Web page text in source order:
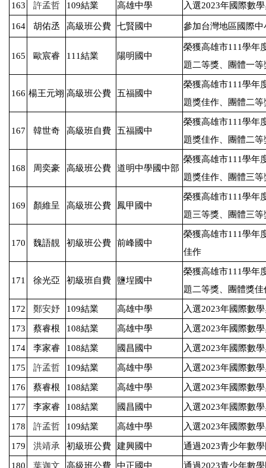
163 許孟哲 109結業 高雄中學 入選2023年國際數
164 胡佑丞 高級班公費 七賢國中 參加台灣地區國際
165 歐宸睿 111結業 陽明國中
榮獲高雄市111學年
題二等獎、團體一等
166 楊王元翊 高級班公費 五福國中
榮獲高雄市111學年
題獎佳作、團體二等
167 韓世奇 高級班自費 五福國中
榮獲高雄市111學年
題獎佳作、團體二等
168 周奕豪 高級班公費 道明中學國中部
榮獲高雄市111學年
題獎佳作、團體三等
169 顏維呈 高級班公費 鳳甲國中
榮獲高雄市111學年
題三等獎、團體三等
170 魏語靚 初級班公費 前峰國中
榮獲高雄市111學年
佳作
171 徐光亞 初級班自費 鹽埕國中
榮獲高雄市111學年
題二等獎、團體獎佳
172 鄭安妤 109結業 高雄中學 入選2023年國際數
173 蔡睿根 108結業 高雄中學 入選2023年國際數
174 李家睿 108結業 國昌國中 入選2023年國際數
175 許孟哲 109結業 高雄中學 入選2023年國際數
176 蔡睿根 108結業 高雄中學 入選2023年國際數
177 李家睿 108結業 國昌國中 入選2023年國際數
178 許孟哲 109結業 高雄中學 入選2023年國際數
179 洪靖承 初級班公費 建興國中 通過2023青少年數
180 葉迦文 高級班公費 中正國中 通過2023青少年數